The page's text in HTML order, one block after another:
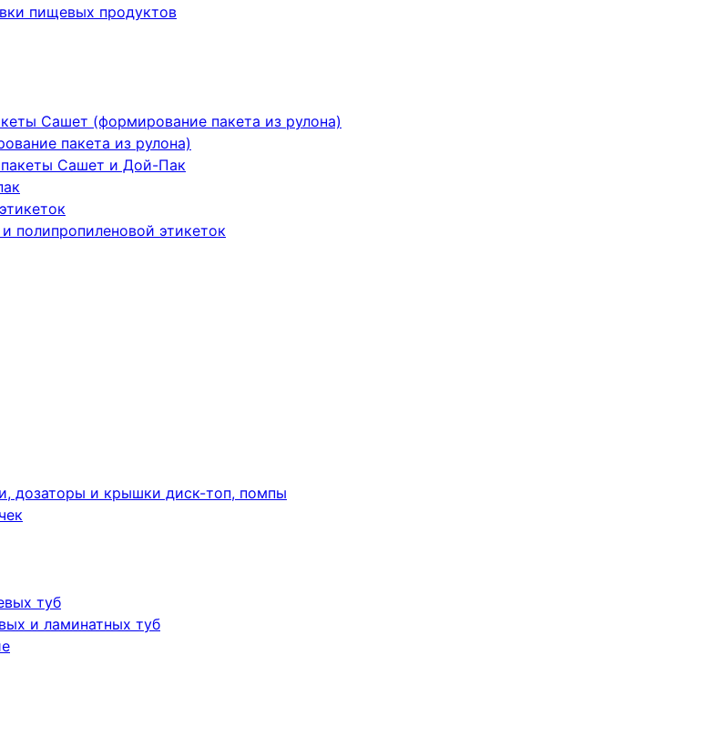
пищевых продуктов
Сашет (формирование пакета из рулона)
пакета из рулона)
Сашет и Дой-Пак
полипропиленовой этикеток
дозаторы и крышки диск-топ, помпы
туб
и ламинатных туб